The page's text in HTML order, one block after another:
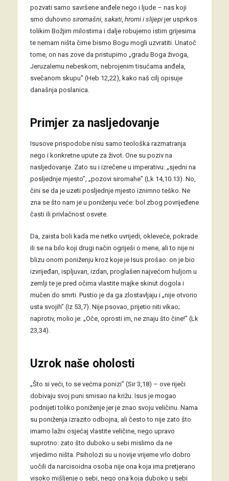
pozvati samo savršene anđele nego i ljude – nas koji
smo duhovno siromašni, sakati, hromi i slijepijer usprkos
tolikim Božjim milostima i dalje robujemo istim grijesima
te nemam ništa čime bismo Bogu mogli uzvratiti. Unatoč
tome, on nas zove da pristupimo „gradu Boga živoga,
Jeruzalemu nebeskom, nebrojenim tisućama anđela,
svečanom skupu” (Heb 12,22), kako naš cilj opisuje
današnja poslanica.
Primjer za nasljedovanje
Isusove prispodobe nisu samo teološka razmatranja
nego i konkretne upute za život. One su poziv na
nasljedovanje. Zato su i izrečene u imperativu: „sjedni na
posljednje mjesto”, „pozovi siromahe” (Lk 14,10.13). No,
čini se da je uzeti posljednje mjesto iznimno teško. Ne
zna se što nam je u poniženju veće: bol zbog povrijeđene
časti ili privlačnost osvete.
Da, zaista boli kada me netko uvrijedi, okleveće, pokrade
ili se na bilo koji drugi način ogriješi o mene, ali to nije ni
blizu onom poniženju kroz koje je Isus prošao: on je bio
izvrijeđan, ispljuvan, izdan, proglašen najvećom huljom u
zemlji te je pred očima vlastite majke skinut dogola i
mučen do smrti. Pustio je da ga zlostavljaju i „nije otvorio
usta svojih” (Iz 53,7). Nije psovao, prijetio niti vikao;
naprotiv, molio je: „Oče, oprosti im, ne znaju što čine!” (Lk
23,34).
Uzrok naše oholosti
„Što si veći, to se većma ponizi” (Sir 3,18) – ove riječi
dobivaju svoj puni smisao na križu. Isus je mogao
podnijeti toliko poniženje jer je znao svoju veličinu. Nama
su poniženja izrazito odbojna, ali često to nije zato što
imamo lažni osjećaj vlastite veličine, nego upravo
suprotno: zato što duboko u sebi mislimo da ne
vrijedimo ništa. Psiholozi su u novije vrijeme vrlo dobro
uočili da narcisoidna osoba nije ona koja ima pretjerano
visoko mišljenje o sebi, nego ona koja duboko u sebi